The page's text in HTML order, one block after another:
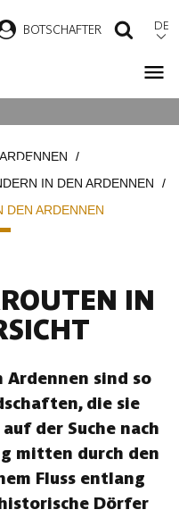
BOTSCHAFTER DE
IN DEN ARDENNEN
DEN ARDENNEN
IN
Ardennen sind so
die sie
der Suche nach
mitten durch den
Fluss entlang
Dörfer